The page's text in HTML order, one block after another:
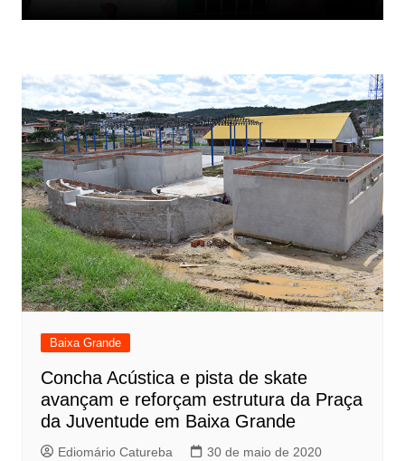
Baixa Grande
Concha Acústica e pista de skate
avançam e reforçam estrutura da Praça
da Juventude em Baixa Grande
Ediomário Catureba 30 de maio de 2020